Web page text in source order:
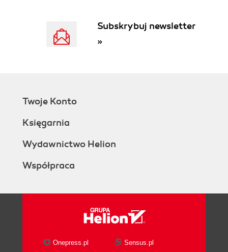
Subskrybuj newsletter
»
Twoje Konto
Księgarnia
Wydawnictwo Helion
Współpraca
Onepress.pl Sensus.pl